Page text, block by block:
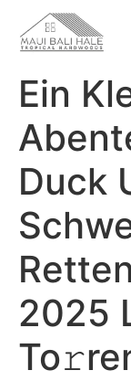
Ein
Duck
2025